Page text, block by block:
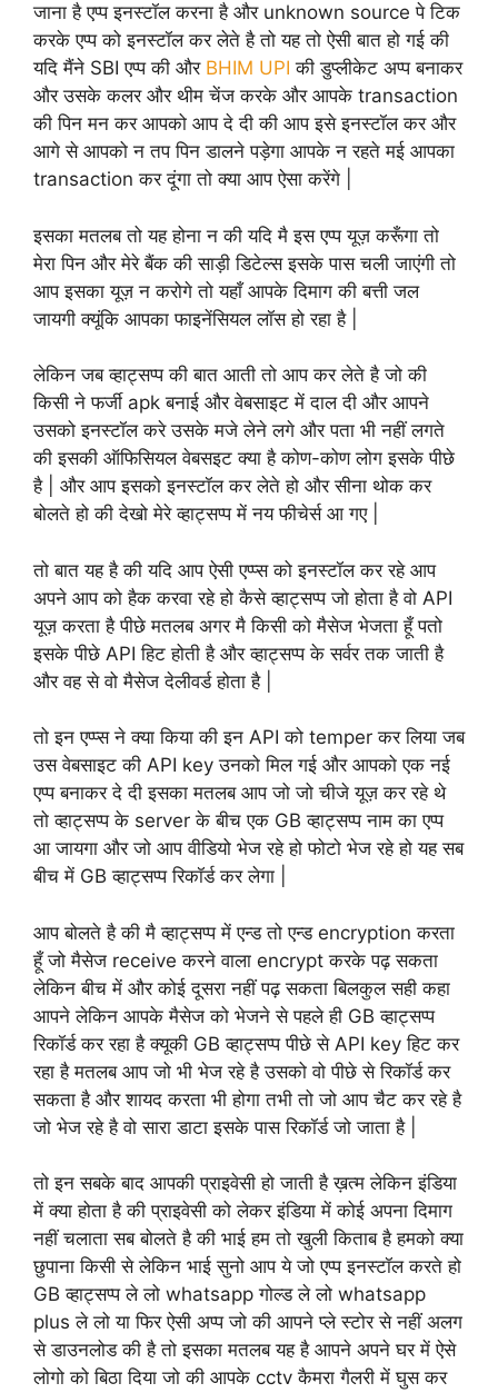
जाना है एप्प इनस्टॉल करना है और unknown source पे टिक
करके एप्प को इनस्टॉल कर लेते है तो यह तो ऐसी बात हो गई की
यदि मैंने SBI एप्प की और BHIM UPI की डुप्लीकेट अप्प बनाकर
और उसके कलर और थीम चेंज करके और आपके transaction
की पिन मन कर आपको आप दे दी की आप इसे इनस्टॉल कर और
आगे से आपको न तप पिन डालने पड़ेगा आपके न रहते मई आपका
transaction कर दूंगा तो क्या आप ऐसा करेंगे |
इसका मतलब तो यह होना न की यदि मै इस एप्प यूज़ करूँगा तो
मेरा पिन और मेरे बैंक की साड़ी डिटेल्स इसके पास चली जाएंगी तो
आप इसका यूज़ न करोगे तो यहाँ आपके दिमाग की बत्ती जल
जायगी क्यूंकि आपका फाइनेंसियल लॉस हो रहा है |
लेकिन जब व्हाट्सप्प की बात आती तो आप कर लेते है जो की
किसी ने फर्जी apk बनाई और वेबसाइट में दाल दी और आपने
उसको इनस्टॉल करे उसके मजे लेने लगे और पता भी नहीं लगते
की इसकी ऑफिसियल वेबसइट क्या है कोण-कोण लोग इसके पीछे
है | और आप इसको इनस्टॉल कर लेते हो और सीना थोक कर
बोलते हो की देखो मेरे व्हाट्सप्प में नय फीचेर्स आ गए |
तो बात यह है की यदि आप ऐसी एप्प्स को इनस्टॉल कर रहे आप
अपने आप को हैक करवा रहे हो कैसे व्हाट्सप्प जो होता है वो API
यूज़ करता है पीछे मतलब अगर मै किसी को मैसेज भेजता हूँ पतो
इसके पीछे API हिट होती है और व्हाट्सप्प के सर्वर तक जाती है
और वह से वो मैसेज देलीवर्ड होता है |
तो इन एप्प्स ने क्या किया की इन API को temper कर लिया जब
उस वेबसाइट की API key उनको मिल गई और आपको एक नई
एप्प बनाकर दे दी इसका मतलब आप जो जो चीजे यूज़ कर रहे थे
तो व्हाट्सप्प के server के बीच एक GB व्हाट्सप्प नाम का एप्प
आ जायगा और जो आप वीडियो भेज रहे हो फोटो भेज रहे हो यह सब
बीच में GB व्हाट्सप्प रिकॉर्ड कर लेगा |
आप बोलते है की मै व्हाट्सप्प में एन्ड तो एन्ड encryption करता
हूँ जो मैसेज receive करने वाला encrypt करके पढ़ सकता
लेकिन बीच में और कोई दूसरा नहीं पढ़ सकता बिलकुल सही कहा
आपने लेकिन आपके मैसेज को भेजने से पहले ही GB व्हाट्सप्प
रिकॉर्ड कर रहा है क्यूकी GB व्हाट्सप्प पीछे से API key हिट कर
रहा है मतलब आप जो भी भेज रहे है उसको वो पीछे से रिकॉर्ड कर
सकता है और शायद करता भी होगा तभी तो जो आप चैट कर रहे है
जो भेज रहे है वो सारा डाटा इसके पास रिकॉर्ड जो जाता है |
तो इन सबके बाद आपकी प्राइवेसी हो जाती है ख़त्म लेकिन इंडिया
में क्या होता है की प्राइवेसी को लेकर इंडिया में कोई अपना दिमाग
नहीं चलाता सब बोलते है की भाई हम तो खुली किताब है हमको क्या
छुपाना किसी से लेकिन भाई सुनो आप ये जो एप्प इनस्टॉल करते हो
GB व्हाट्सप्प ले लो whatsapp गोल्ड ले लो whatsapp
plus ले लो या फिर ऐसी अप्प जो की आपने प्ले स्टोर से नहीं अलग
से डाउनलोड की है तो इसका मतलब यह है आपने अपने घर में ऐसे
लोगो को बिठा दिया जो की आपके cctv कैमरा गैलरी में घुस कर